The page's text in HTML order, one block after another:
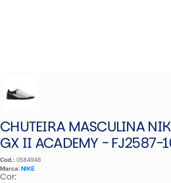
CHUTEIRA MASCULINA
GX II ACADEMY - FJ2587-
Cod.: 0584948
Marca: NIKE
Cor: